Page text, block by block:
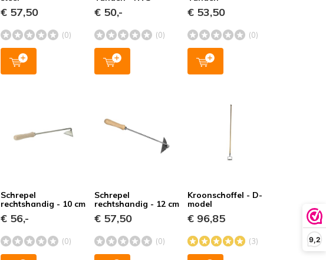
9,2
€ 57,50
(0)
€ 50,-
(0)
€ 53,50
(0)
Schrepel
rechtshandig - 10 cm
€ 56,-
(0)
Schrepel
rechtshandig - 12 cm
€ 57,50
(0)
Kroonschoffel - D-
model
€ 96,85
(3)